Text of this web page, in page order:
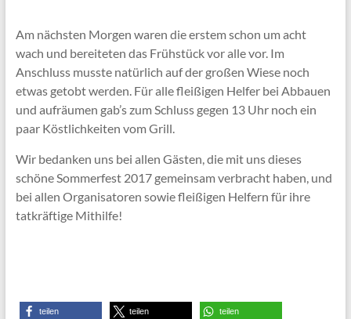
Am nächsten Morgen waren die erstem schon um acht
wach und bereiteten das Frühstück vor alle vor. Im
Anschluss musste natürlich auf der großen Wiese noch
etwas getobt werden. Für alle fleißigen Helfer bei Abbauen
und aufräumen gab’s zum Schluss gegen 13 Uhr noch ein
paar Köstlichkeiten vom Grill.
Wir bedanken uns bei allen Gästen, die mit uns dieses
schöne Sommerfest 2017 gemeinsam verbracht haben, und
bei allen Organisatoren sowie fleißigen Helfern für ihre
tatkräftige Mithilfe!
teilen teilen teilen